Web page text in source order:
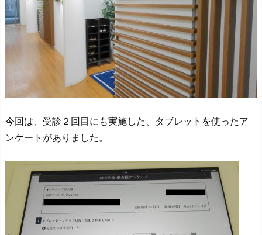
今回は、受診２回目にも実施した、タブレットを使ったア
ンケートがありました。